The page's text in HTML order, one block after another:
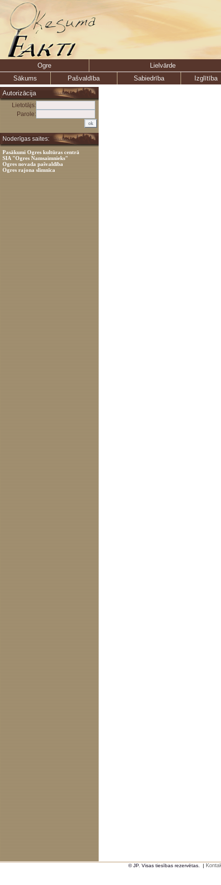
Ogre
Lielvārde
Sākums
Pašvaldība Sabiedrība
Izglītība
Autorizācija
Lietotājs:
Parole:
Noderīgas saites:
Pasākumi Ogres kultūras centrā
SIA "Ogres Namsaimnieks"
Ogres novada pašvaldība
Ogres rajona slimnīca
© JP. Visas tiesības rezervētas. |